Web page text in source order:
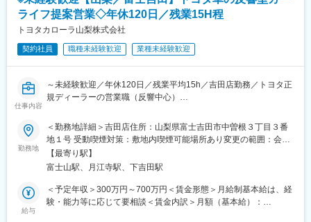
せも頂いております。また、他社が出来ない難しい工事を数多く
経験していることもあり、競合が少ないのも特徴です。
変更の範囲：会社の定める業務
い製品と分かりやすい技術サポートを提供している点が特長で
す。自動車や航空機、工場設備、エネルギー分野など、安全性や
信頼性が重要な現場で幅広く使われています。長年の経験を生か
会社です。
1. 新製品の立上げ（プロセス開発）
・新製品を量産するための製造方法の検討・設計
・課題の洗い出しと改善の実施
・作業手順書・工程仕様書の作成
・海外工場の立上げサポート
・市場動向や顧客ニーズの調査
・競合製品との比較・強みの整理
ライフ提案営業◇年休120日／残業15H程
トヨタカローラ山梨株式会社
契約社員 職種未経験歓迎 業種未経験歓迎
仕事内容
～未経験歓迎／年休120日／残業平均15h／吉田店勤務／トヨタ正
規ディーラーの営業職（反響中心）
■業務内容：
昭和37年の創業以来、地域に根ざしたトヨタ車の販売を行い、県
内トップディーラーをめざして安定成長を続ける当社にて、営業
職を募集いたします。未経験の方でも挑戦しやすい教育体制と、
働きやすい環境を整えています。
■業務詳細：
新車・中古車のご提案を中心に、お客様のカーライフを支えるお
勤務地
＜勤務地詳細＞吉田店住所：山梨県富士吉田市中曽根３丁目３番
地１号 受動喫煙対策：敷地内喫煙可能場所あり変更の範囲：会社
の定める事業所
【最寄り駅】
富士山駅、月江寺駅、下吉田駅
給与
＜予定年収＞300万円～700万円＜賃金形態＞月給制基本給は、経
験・能力等に応じて要相談＜賃金内訳＞月額（基本給）：